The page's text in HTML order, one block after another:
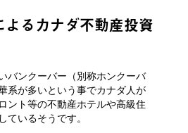
るカナダ不動産投資
バンクーバー（別称ホンクーバ
系が多いという事でカナダ人が
ント等の不動産ホテルや高級住
いるそうです。